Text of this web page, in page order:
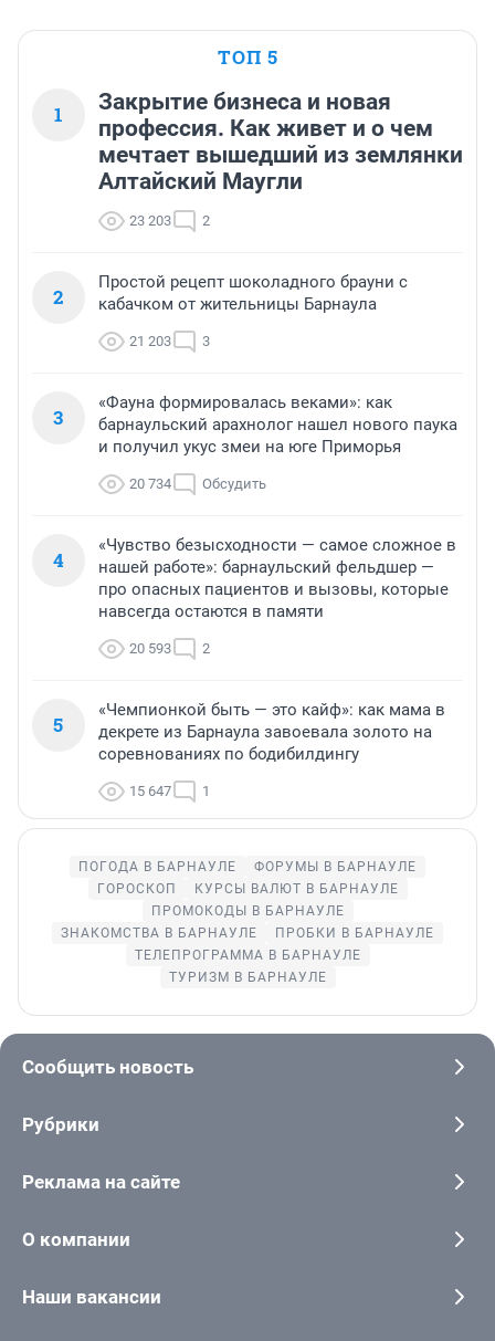
ТОП 5
1
Закрытие бизнеса и новая
профессия. Как живет и о чем
мечтает вышедший из землянки
Алтайский Маугли
23 203 2
2
Простой рецепт шоколадного брауни с
кабачком от жительницы Барнаула
21 203 3
3
«Фауна формировалась веками»: как
барнаульский арахнолог нашел нового паука
и получил укус змеи на юге Приморья
20 734 Обсудить
4
«Чувство безысходности — самое сложное в
нашей работе»: барнаульский фельдшер —
про опасных пациентов и вызовы, которые
навсегда остаются в памяти
20 593 2
5
«Чемпионкой быть — это кайф»: как мама в
декрете из Барнаула завоевала золото на
соревнованиях по бодибилдингу
15 647 1
ПОГОДА В БАРНАУЛЕ
ФОРУМЫ В БАРНАУЛЕ
ГОРОСКОП
КУРСЫ ВАЛЮТ В БАРНАУЛЕ
ПРОМОКОДЫ В БАРНАУЛЕ
ЗНАКОМСТВА В БАРНАУЛЕ
ПРОБКИ В БАРНАУЛЕ
ТЕЛЕПРОГРАММА В БАРНАУЛЕ
ТУРИЗМ В БАРНАУЛЕ
Сообщить новость
Рубрики
Реклама на сайте
О компании
Наши вакансии